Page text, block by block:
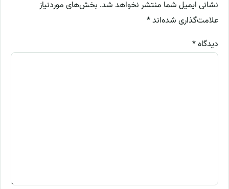
نشانی ایمیل شما منتشر نخواهد شد. بخش‌های موردنیاز
علامت‌گذاری شده‌اند*
دیدگاه*